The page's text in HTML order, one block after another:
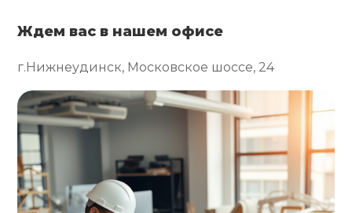
Ждем вас в нашем офисе
г.Нижнеудинск, Московское шоссе, 24